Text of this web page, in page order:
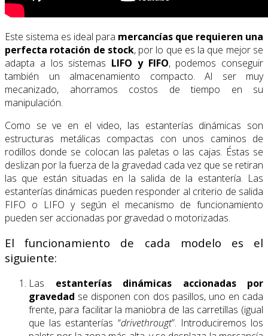
Este sistema es ideal para mercancías que requieren una
perfecta rotación de stock, por lo que es la que mejor se
adapta a los sistemas LIFO y FIFO, podemos conseguir
también un almacenamiento compacto. Al ser muy
mecanizado, ahorramos costos de tiempo en su
manipulación.
Como se ve en el video, las estanterías dinámicas son
estructuras metálicas compactas con unos caminos de
rodillos donde se colocan las paletas o las cajas. Éstas se
deslizan por la fuerza de la gravedad cada vez que se retiran
las que están situadas en la salida de la estantería. Las
estanterías dinámicas pueden responder al criterio de salida
FIFO o LIFO y según el mecanismo de funcionamiento
pueden ser accionadas por gravedad o motorizadas.
El funcionamiento de cada modelo es el
siguiente:
Las estanterías dinámicas accionadas
por
gravedad se disponen con dos pasillos, uno en cada
frente, para facilitar la maniobra de las carretillas (igual
que las estanterías “drivethrougt”. Introduciremos los